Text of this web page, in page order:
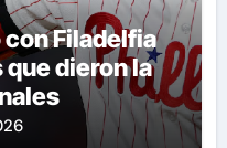
Filadelfia
dieron la